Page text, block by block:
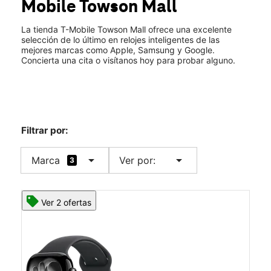
Jue.: 10:00 a.m. a 8:00 p.m.
825 Dulaney Valley Road 3205 Towson, MD 21204
MobileTowson Mall
La tienda T-Mobile Towson Mall ofrece una excelente
selección de lo último en relojes inteligentes de las
mejores marcas como Apple, Samsung y Google.
Concierta una cita o visítanos hoy para probar alguno.
Filtrar por:
Marca 3 arrow_drop_down Ver por: arrow_drop_down
Ver 2 ofertas